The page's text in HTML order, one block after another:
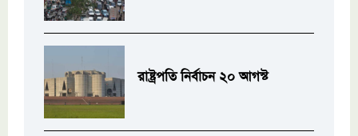
রাষ্ট্রপতি নির্বাচন ২০ আগস্ট